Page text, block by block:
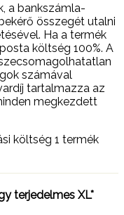
a bankszámla-
összegét utalni
Ha a termék
költség 100%. A
számával
tartalmazza az
megkezdett
költség 1 termék
terjedelmes XL*